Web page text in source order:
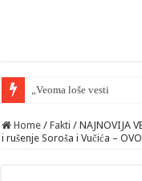
„Veoma loše vesti“ —
Home / Fakti / NAJNOVIJA
i rušenje Soroša i Vučića –